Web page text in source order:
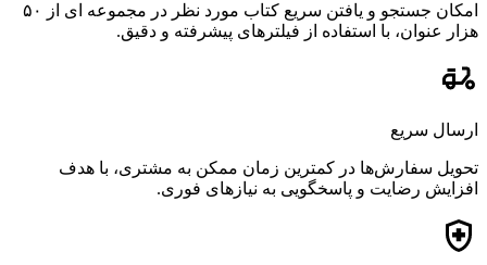
امکان جستجو و یافتن سریع کتاب مورد نظر در مجموعه ای از ۵۰
هزار عنوان، با استفاده از فیلترهای پیشرفته و دقیق.
ارسال سریع
تحویل سفارش‌ها در کمترین زمان ممکن به مشتری، با هدف
افزایش رضایت و پاسخگویی به نیازهای فوری.